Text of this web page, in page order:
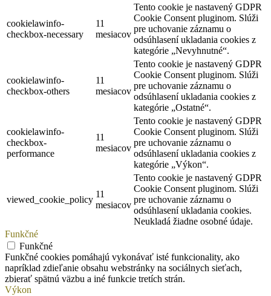
cookielawinfo-
checkbox-necessary
11
mesiacov
Tento cookie je nastavený GDPR
Cookie Consent pluginom. Slúži
pre uchovanie záznamu o
odsúhlasení ukladania cookies z
kategórie „Nevyhnutné“.
cookielawinfo-
checkbox-others
11
mesiacov
Tento cookie je nastavený GDPR
Cookie Consent pluginom. Slúži
pre uchovanie záznamu o
odsúhlasení ukladania cookies z
kategórie „Ostatné“.
cookielawinfo-
checkbox-
performance
11
mesiacov
Tento cookie je nastavený GDPR
Cookie Consent pluginom. Slúži
pre uchovanie záznamu o
odsúhlasení ukladania cookies z
kategórie „Výkon“.
viewed_cookie_policy
11
mesiacov
Tento cookie je nastavený GDPR
Cookie Consent pluginom. Slúži
pre uchovanie záznamu o
odsúhlasení ukladania cookies.
Neukladá žiadne osobné údaje.
Funkčné
Funkčné
Funkčné cookies pomáhajú vykonávať isté funkcionality, ako
napríklad zdieľanie obsahu webstránky na sociálnych sieťach,
zbierať spätnú väzbu a iné funkcie tretích strán.
Výkon